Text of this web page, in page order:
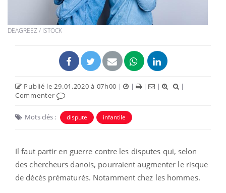
DEAGREEZ / ISTOCK
Publié le 29.01.2020 à 07h00 | | | |
|
Commenter
Mots clés : dispute infantile
Il faut partir en guerre contre les disputes qui, selon
des chercheurs danois, pourraient augmenter le risque
de décès prématurés. Notamment chez les hommes.